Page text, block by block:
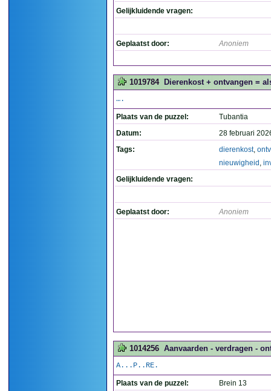
Gelijkluidende vragen:
Geplaatst door: Anoniem
1019784 Dierenkost + ontvangen =
….
Plaats van de puzzel:
Tubantia
Datum:
28 februari
Tags:
dierenkost,
nieuwigheid ,
Gelijkluidende vragen:
Geplaatst door: Anoniem
1014256 Aanvaarden - verdragen -
A...P..RE.
Plaats van de puzzel: Brein 13